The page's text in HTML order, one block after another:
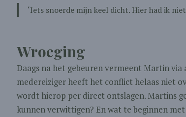
‘Iets snoerde mijn keel dicht. Hier had ik
Wroeging
Daags na het gebeuren vermeent Martin
medereiziger heeft het conflict helaas niet
wordt hierop per direct ontslagen. Martins
kunnen verwittigen? En wat te beginnen